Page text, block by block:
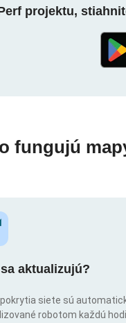
projektu,
fungujú
aktualizujú?
pokrytia siete sú
robotom každú